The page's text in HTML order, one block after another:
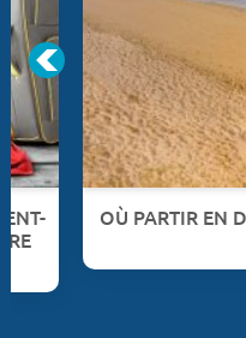
OÙ PARTIR EN